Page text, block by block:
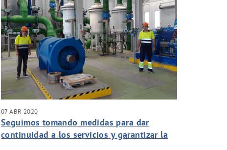
07 ABR 2020
Seguimos tomando medidas para dar
continuidad a los servicios y garantizar la